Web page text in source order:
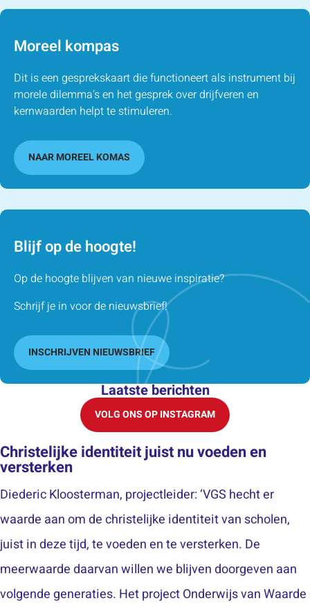
Moreel kompas
Dit is een gesprekskaart die functioneert als instrument bij
morele dilemma’s en het gesprek over drijfveren en
kernwaarden helpt te stimuleren.
NAAR MOREEL KOMAS
Blijf op de hoogte!
Op de hoogte blijven van nieuwe inspiratie?
Schrijf je in voor de nieuwsbrief!
INSCHRIJVEN NIEUWSBRIEF
Laatste berichten
VOLG ONS OP INSTAGRAM
Christelijke identiteit juist nu voeden en
versterken
Diederic Kloosterman, projectleider: ‘VGS hecht er
waarde aan om de christelijke identiteit van scholen,
juist in deze tijd, te voeden en te versterken. De
meerwaarde daarvan willen we blijven doorgeven aan
volgende generaties. Het project Onderwijs van Waarde